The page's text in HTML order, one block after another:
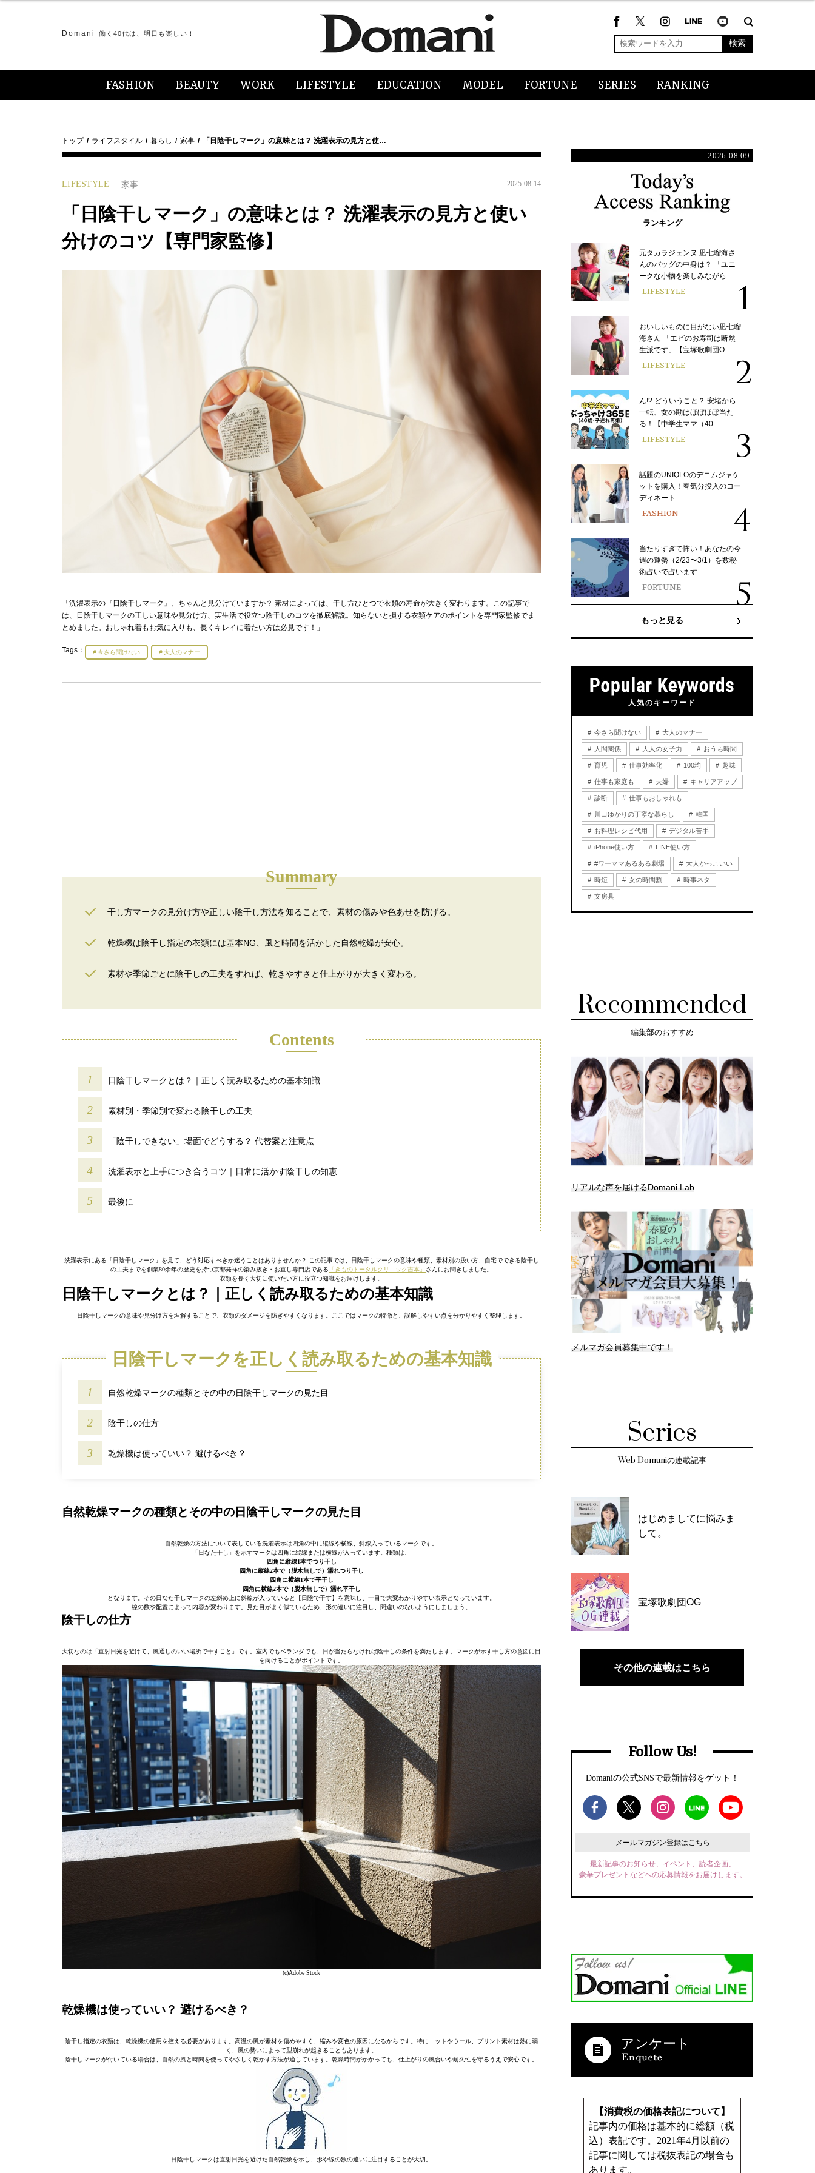
Domani 働く40代は、明日も楽しい！
検索
FASHION BEAUTY WORK LIFESTYLE EDUCATION MODEL FORTUNE SERIES RANKING
トップ ライフスタイル 暮らし 家事 「日陰干しマーク」の意味とは？ 洗濯表示の見方と使…
LIFESTYLE 家事 2025.08.14
「日陰干しマーク」の意味とは？ 洗濯表示の見方と使い
分けのコツ【専門家監修】
「洗濯表示の『日陰干しマーク』、ちゃんと見分けていますか？ 素材によっては、干し方ひとつで衣類の寿命が大きく変わります。この記事で
は、日陰干しマークの正しい意味や見分け方、実生活で役立つ陰干しのコツを徹底解説。知らないと損する衣類ケアのポイントを専門家監修でま
とめました。おしゃれ着もお気に入りも、長くキレイに着たい方は必見です！」
Tags： 今さら聞けない 大人のマナー
Summary
干し方マークの見分け方や正しい陰干し方法を知ることで、素材の傷みや色あせを防げる。
乾燥機は陰干し指定の衣類には基本NG、風と時間を活かした自然乾燥が安心。
素材や季節ごとに陰干しの工夫をすれば、乾きやすさと仕上がりが大きく変わる。
Contents
日陰干しマークとは？｜正しく読み取るための基本知識
素材別・季節別で変わる陰干しの工夫
「陰干しできない」場面でどうする？ 代替案と注意点
洗濯表示と上手につき合うコツ｜日常に活かす陰干しの知恵
最後に
洗濯表示にある「日陰干しマーク」を見て、どう対応すべきか迷うことはありませんか？ この記事では、日陰干しマークの意味や種類、素材別の扱い方、自宅でできる陰干し
の工夫までを創業80余年の歴史を持つ京都発祥の染み抜き・お直し専門店である 「きものトータルクリニック吉本」 さんにお聞きしました。
衣類を長く大切に使いたい方に役立つ知識をお届けします。
日陰干しマークとは？｜正しく読み取るための基本知識
日陰干しマークの意味や見分け方を理解することで、衣類のダメージを防ぎやすくなります。ここではマークの特徴と、誤解しやすい点を分かりやすく整理します。
日陰干しマークを正しく読み取るための基本知識
自然乾燥マークの種類とその中の日陰干しマークの見た目
陰干しの仕方
乾燥機は使っていい？ 避けるべき？
自然乾燥マークの種類とその中の日陰干しマークの見た目
自然乾燥の方法について表している洗濯表示は四角の中に縦線や横線、斜線入っているマークです。
「日なた干し」を示すマークは四角に縦線または横線が入っています。種類は、
四角に縦線1本でつり干し
四角に縦線2本で（脱水無しで）濡れつり干し
四角に横線1本で平干し
四角に横線2本で（脱水無しで）濡れ平干し
となります。その日なた干しマークの左斜め上に斜線が入っていると【日陰で干す】を意味し、一目で大変わかりやすい表示となっています。
線の数や配置によって内容が変わります。見た目がよく似ているため、形の違いに注目し、間違いのないようにしましょう。
陰干しの仕方
大切なのは「直射日光を避けて、風通しのいい場所で干すこと」です。室内でもベランダでも、日が当たらなければ陰干しの条件を満たします。マークが示す干し方の意図に目
を向けることがポイントです。
(c)Adobe Stock
乾燥機は使っていい？ 避けるべき？
陰干し指定の衣類は、乾燥機の使用を控える必要があります。高温の風が素材を傷めやすく、縮みや変色の原因になるからです。特にニットやウール、プリント素材は熱に弱
く、風の勢いによって型崩れが起きることもあります。
陰干しマークが付いている場合は、自然の風と時間を使ってやさしく乾かす方法が適しています。乾燥時間がかかっても、仕上がりの風合いや耐久性を守るうえで安心です。
日陰干しマークは直射日光を避けた自然乾燥を示し、形や線の数の違いに注目することが大切。
2026.08.09
ランキング
元タカラジェンヌ 凪七瑠海さ
んのバッグの中身は？ 「ユニ
ークな小物を楽しみながら…
LIFESTYLE
おいしいものに目がない凪七瑠
海さん 「エビのお寿司は断然
生派です」【宝塚歌劇団O…
LIFESTYLE
ん!? どういうこと？ 安堵から
一転、女の勘はほぼほぼ当た
る！【中学生ママ（40…
LIFESTYLE
話題のUNIQLOのデニムジャケ
ットを購入！春気分投入のコー
ディネート
FASHION
当たりすぎて怖い！あなたの今
週の運勢（2/23〜3/1）を数秘
術占いで占います
FORTUNE
もっと見る
人気のキーワード
今さら聞けない 大人のマナー
人間関係 大人の女子力 おうち時間
育児 仕事効率化 100均 趣味
仕事も家庭も 夫婦 キャリアアップ
診断 仕事もおしゃれも
川口ゆかりの丁寧な暮らし 韓国
お料理レシピ代用 デジタル苦手
iPhone使い方 LINE使い方
#ワーママあるある劇場 大人かっこいい
時短 女の時間割 時事ネタ
文房具
Recommended
編集部のおすすめ
リアルな声を届けるDomani Lab
メルマガ会員募集中です！
Series
Web Domaniの連載記事
はじめましてに悩みま
して。
宝塚歌劇団OG
その他の連載はこちら
Follow Us!
Domaniの公式SNSで最新情報をゲット！
メールマガジン登録はこちら
最新記事のお知らせ、イベント、読者企画、
豪華プレゼントなどへの応募情報をお届けします。
アンケート
【消費税の価格表記について】
記事内の価格は基本的に総額（税
込）表記です。2021年4月以前の
記事に関しては税抜表記の場合も
あります。